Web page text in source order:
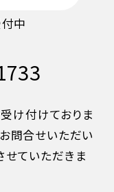
中
け付けておりま
問合せいただい
せていただきま